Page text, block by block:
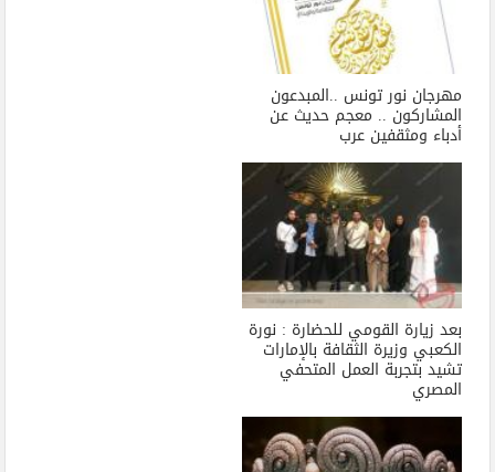
مهرجان نور تونس ..المبدعون
المشاركون .. معجم حديث عن
أدباء ومثقفين عرب
بعد زيارة القومي للحضارة : نورة
الكعبي وزيرة الثقافة بالإمارات
تشيد بتجربة العمل المتحفي
المصري